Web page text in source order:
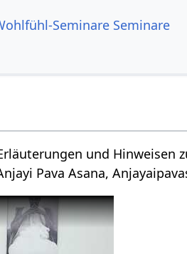
Seminare Seminare
und Hinweisen
Pava Asana,